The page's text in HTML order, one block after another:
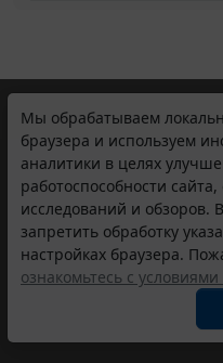
Мы обрабатываем
браузера и используем
аналитики в целях
работоспособности сайта,
исследований и обзоров.
запретить обработку
настройках браузера.
ознакомьтесь с
© ООО "НПП "ГАРАНТ-
участниками Российской
Все права на материалы
Полное или частичное
Правила использования
Портал ГАРАНТ.РУ
надзору в сфере
(Роскомнадзором), Эл №
ООО "НПП "ГАРАНТ-
Разработчик ЭПС